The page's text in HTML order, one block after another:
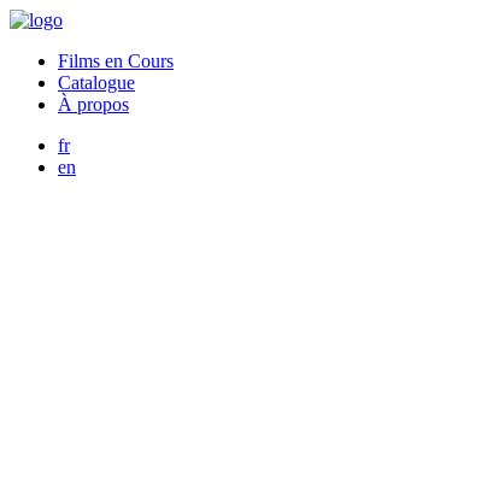
Films en Cours
Catalogue
À propos
fr
en